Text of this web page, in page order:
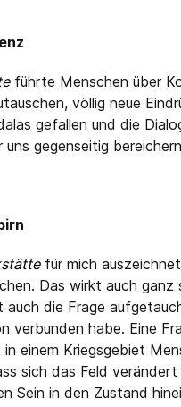
führte Menschen über
völlig neue
gefallen und die
gegenseitig
für mich
Das wirkt auch
auch die Frage
verbunden habe. Eine
einem Kriegsgebiet
sich das Feld
Sein in den Zustand